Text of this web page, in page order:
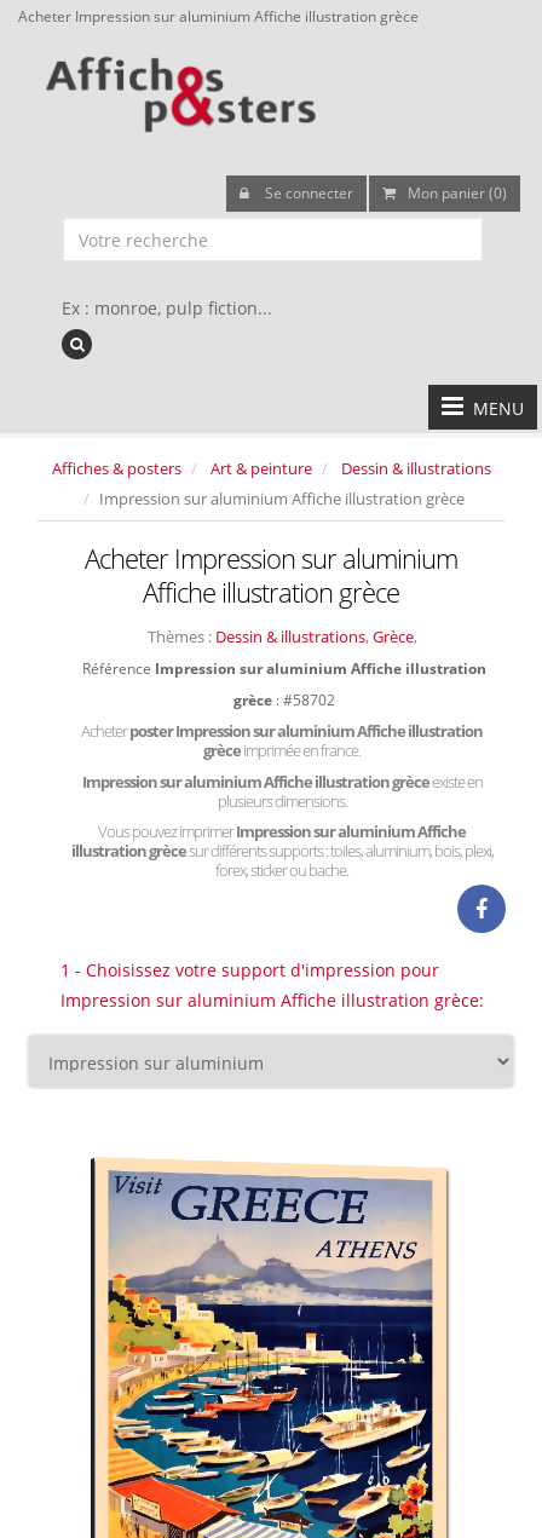
Acheter Impression sur aluminium Affiche illustration grèce
Se connecter Mon panier (0)
Ex : monroe, pulp fiction...
MENU
Affiches & posters Art & peinture
Dessin & illustrations
Impression sur aluminium Affiche illustration grèce
Acheter Impression sur aluminium
Affiche illustration grèce
Thèmes : Dessin & illustrations, Grèce,
Référence Impression sur aluminium Affiche illustration
grèce : #58702
Acheterposter Impression sur aluminium Affiche illustration
grèceimprimée en france.
Impression sur aluminium Affiche illustration grèceexiste en
plusieurs dimensions.
Vous pouvez imprimerImpression sur aluminium Affiche
illustration grècesur différents supports : toiles, aluminium, bois, plexi,
forex, sticker ou bache.
1 - Choisissez votre support d'impression pour
Impression sur aluminium Affiche illustration grèce: